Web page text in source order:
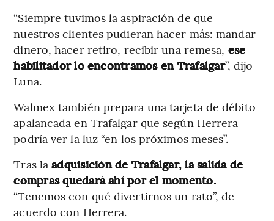
“Siempre tuvimos la aspiración de que
nuestros clientes pudieran hacer más: mandar
dinero, hacer retiro, recibir una remesa, ese
habilitador lo encontramos en Trafalgar”, dijo
Luna.
Walmex también prepara una tarjeta de débito
apalancada en Trafalgar que según Herrera
podría ver la luz “en los próximos meses”.
Tras laadquisición de Trafalgar, la salida de
compras quedará ahí por el momento.
“Tenemos con qué divertirnos un rato”, de
acuerdo con Herrera.